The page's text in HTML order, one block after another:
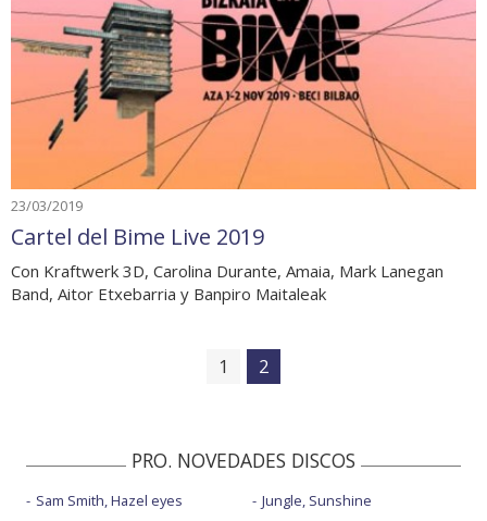
23/03/2019
Cartel del Bime Live 2019
Con Kraftwerk 3D, Carolina Durante, Amaia, Mark Lanegan
Band, Aitor Etxebarria y Banpiro Maitaleak
1 2
PRO. NOVEDADES DISCOS
Sam Smith, Hazel eyes
Jungle, Sunshine